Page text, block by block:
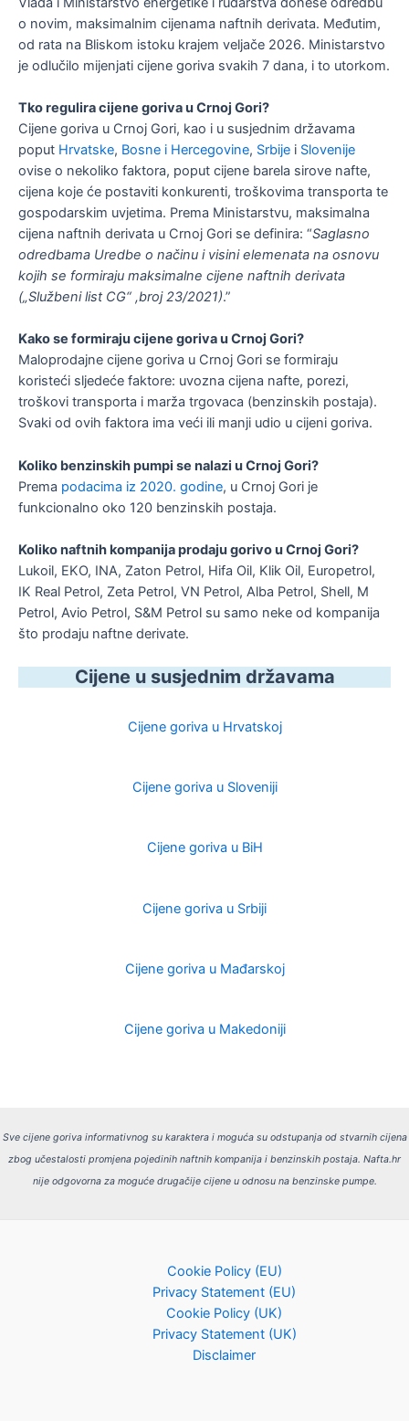
o novim, maksimalnim cijenama naftnih derivata. Međutim,
od rata na Bliskom istoku krajem veljače 2026. Ministarstvo
je odlučilo mijenjati cijene goriva svakih 7 dana, i to utorkom.
Tko regulira cijene goriva u Crnoj Gori?
Cijene goriva u Crnoj Gori, kao i u susjednim državama
poput Hrvatske, Bosne i Hercegovine, Srbije i Slovenije
ovise o nekoliko faktora, poput cijene barela sirove nafte,
cijena koje će postaviti konkurenti, troškovima transporta te
gospodarskim uvjetima. Prema Ministarstvu, maksimalna
cijena naftnih derivata u Crnoj Gori se definira: “Saglasno
odredbama Uredbe o načinu i visini elemenata na osnovu
kojih se formiraju maksimalne cijene naftnih derivata
(„Službeni list CG“ ,broj 23/2021).”
Kako se formiraju cijene goriva u Crnoj Gori?
Maloprodajne cijene goriva u Crnoj Gori se formiraju
koristeći sljedeće faktore: uvozna cijena nafte, porezi,
troškovi transporta i marža trgovaca (benzinskih postaja).
Svaki od ovih faktora ima veći ili manji udio u cijeni goriva.
Koliko benzinskih pumpi se nalazi u Crnoj Gori?
Prema podacima iz 2020. godine, u Crnoj Gori je
funkcionalno oko 120 benzinskih postaja.
Koliko naftnih kompanija prodaju gorivo u Crnoj Gori?
Lukoil, EKO, INA, Zaton Petrol, Hifa Oil, Klik Oil, Europetrol,
IK Real Petrol, Zeta Petrol, VN Petrol, Alba Petrol, Shell, M
Petrol, Avio Petrol, S&M Petrol su samo neke od kompanija
što prodaju naftne derivate.
Cijene u susjednim državama
Cijene goriva u Hrvatskoj
Cijene goriva u Sloveniji
Cijene goriva u BiH
Cijene goriva u Srbiji
Cijene goriva u Mađarskoj
Cijene goriva u Makedoniji
Sve cijene goriva informativnog su karaktera i moguća su odstupanja od stvarnih cijena
zbog učestalosti promjena pojedinih naftnih kompanija i benzinskih postaja. Nafta.hr
nije odgovorna za moguće drugačije cijene u odnosu na benzinske pumpe.
Cookie Policy (EU)
Privacy Statement (EU)
Cookie Policy (UK)
Privacy Statement (UK)
Disclaimer